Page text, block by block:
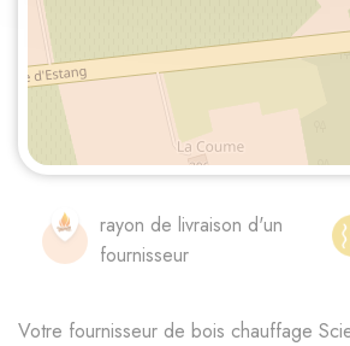
rayon de livraison d'un
fournisseur
Votre fournisseur de bois chauffage